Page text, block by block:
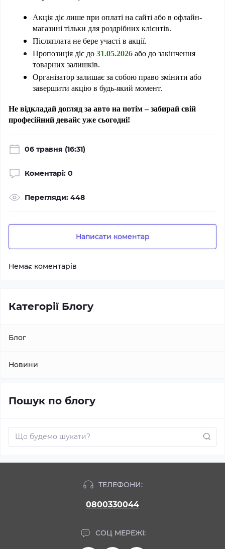
Акція діє лише при оплаті на сайті або в офлайн-
магазині тільки для роздрібних клієнтів.
Післяплата не бере участі в акції.
Пропозиція діє до 31.05.2026 або до закінчення
товарних залишків.
Організатор залишає за собою право змінити або
завершити акцію в будь-який момент.
Не відкладай догляд за авто на потім – забирай свій
професійний девайс уже сьогодні!
06 травня (16:31)
Коментарі: 0
Перегляди: 448
Написати коментар
Немає коментарів
Категорії Блогу
Блог
Новини
Пошук по блогу
ТЕЛЕФОНИ:
0800330044
СОЦ МЕРЕЖІ: